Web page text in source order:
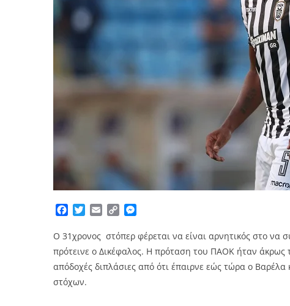
Facebook
TwitterEmailCopy
Ο 31χρονος στόπερ φέρεται να είναι αρνητικός στο
πρότεινε ο Δικέφαλος. Η πρόταση του ΠΑΟΚ ήταν άκρως
απόδοχές διπλάσιες από ότι έπαιρνε εώς τώρα ο
στόχων.